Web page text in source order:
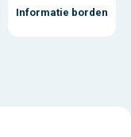
Informatie borden